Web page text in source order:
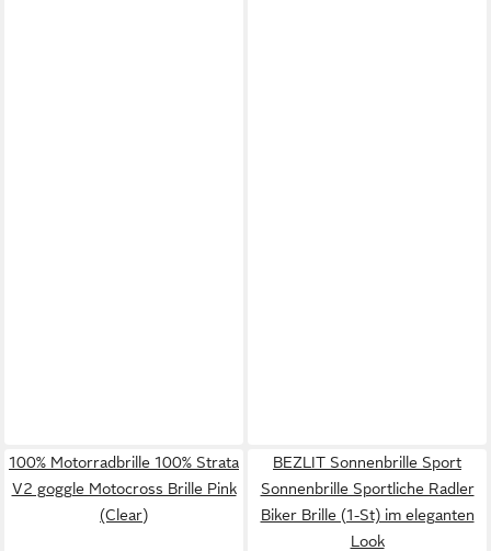
100% Motorradbrille 100% Strata
V2 goggle Motocross Brille Pink
(Clear)
BEZLIT Sonnenbrille Sport
Sonnenbrille Sportliche Radler
Biker Brille (1-St) im eleganten
Look